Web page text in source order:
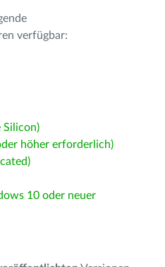
verfügbar:
Silicon)
höher erforderlich)
10 oder neuer